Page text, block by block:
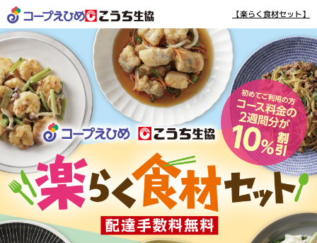
【楽らく食材セット】